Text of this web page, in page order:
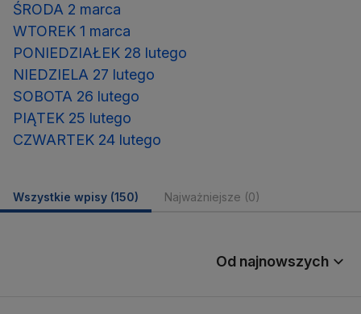
ŚRODA 2 marca
WTOREK 1 marca
PONIEDZIAŁEK 28 lutego
NIEDZIELA 27 lutego
SOBOTA 26 lutego
PIĄTEK 25 lutego
CZWARTEK 24 lutego
Wszystkie wpisy (150) Najważniejsze (0)
Od najnowszych